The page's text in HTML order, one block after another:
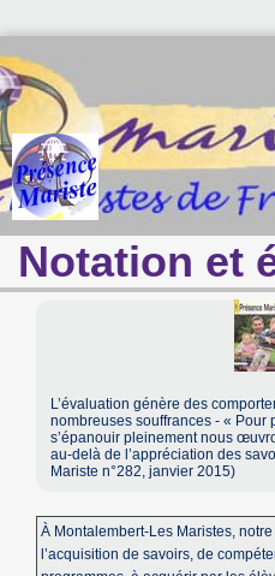
Notation et
L’évaluation génère des
nombreuses souffrances - « Pour
s’épanouir pleinement nous
au-delà de l’appréciation des
Mariste n°282, janvier 2015)
À Montalembert-Les Maristes,
l’acquisition de savoirs, de